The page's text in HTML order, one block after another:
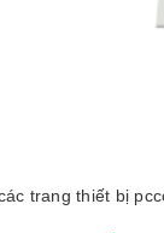
trang thiết bị